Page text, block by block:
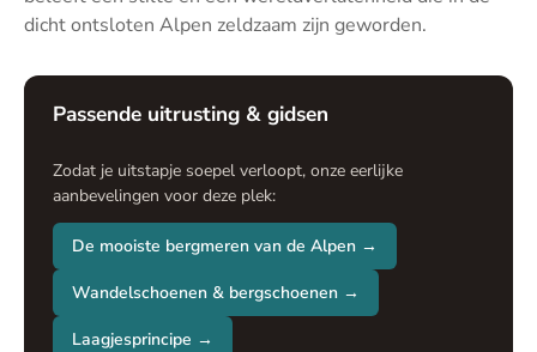
dicht ontsloten Alpen zeldzaam zijn geworden.
Passende uitrusting & gidsen
Zodat je uitstapje soepel verloopt, onze eerlijke
aanbevelingen voor deze plek:
De mooiste bergmeren van de Alpen →
Wandelschoenen & bergschoenen →
Laagjesprincipe →